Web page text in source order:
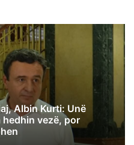
Albin Kurti: Unë
vezë, por